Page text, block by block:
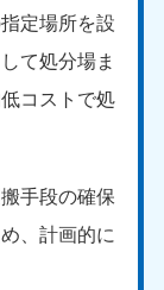
定場所を設
て処分場ま
コストで処
手段の確保
、計画的に
県
5259
年中無休
県
5260